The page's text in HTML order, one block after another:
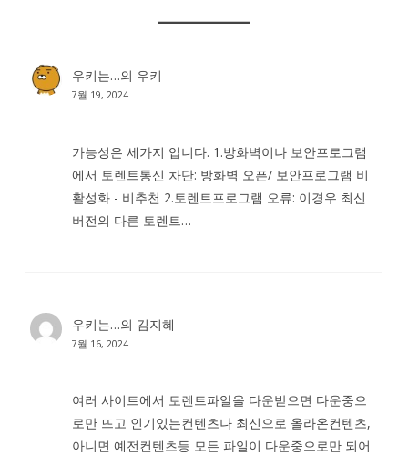
우키는…의 우키
7월 19, 2024
가능성은 세가지 입니다. 1.방화벽이나 보안프로그램
에서 토렌트통신 차단: 방화벽 오픈/ 보안프로그램 비
활성화 - 비추천 2.토렌트프로그램 오류: 이경우 최신
버전의 다른 토렌트…
우키는…의 김지혜
7월 16, 2024
여러 사이트에서 토렌트파일을 다운받으면 다운중으
로만 뜨고 인기있는컨텐츠나 최신으로 올라온컨텐츠,
아니면 예전컨텐츠등 모든 파일이 다운중으로만 되어